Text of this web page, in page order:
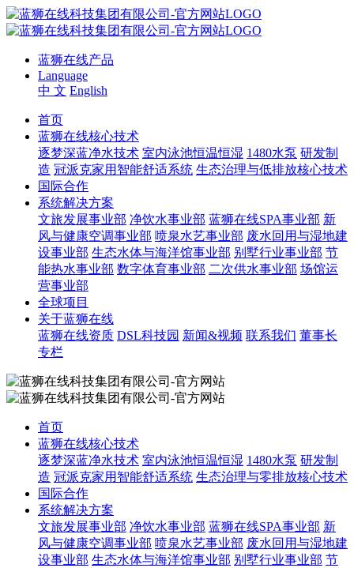
蓝狮在线产品
Language
中 文 English
首页
蓝狮在线核心技术
逐梦深蓝净水技术 室内泳池恒温恒湿 1480水泵 研发制
造 冠派克家用智能舒适系统 生态治理与低排放核心技术
国际合作
系统解决方案
文旅发展事业部 净饮水事业部 蓝狮在线SPA事业部 新
风与健康空调事业部 喷泉水艺事业部 废水回用与湿地建
设事业部 生态水体与海洋馆事业部 别墅行业事业部 节
能热水事业部 数字体育事业部 二次供水事业部 场馆运
营事业部
全球项目
关于蓝狮在线
蓝狮在线资质 DSL科技园 新闻&视频 联系我们 董事长
专栏
首页
蓝狮在线核心技术
逐梦深蓝净水技术 室内泳池恒温恒湿 1480水泵 研发制
造 冠派克家用智能舒适系统 生态治理与零排放核心技术
国际合作
系统解决方案
文旅发展事业部 净饮水事业部 蓝狮在线SPA事业部 新
风与健康空调事业部 喷泉水艺事业部 废水回用与湿地建
设事业部 生态水体与海洋馆事业部 别墅行业事业部 节